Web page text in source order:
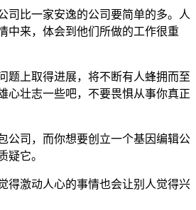
司比一家安逸的公司要简单的多。人
中来，体会到他们所做的工作很重
题上取得进展，将不断有人蜂拥而至
心壮志一些吧，不要畏惧从事你真正
公司，而你想要创立一个基因编辑公
疑它。
得激动人心的事情也会让别人觉得兴